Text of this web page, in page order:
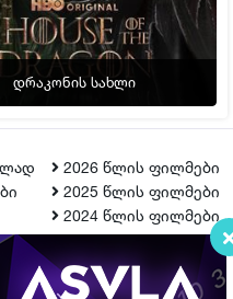
დრაკონის სახლი
2026 წლის ფილმები
2025 წლის ფილმები
2024 წლის ფილმები